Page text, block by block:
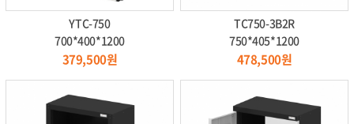
YTC-750
700*400*1200
379,500원
TC750-3B2R
750*405*1200
478,500원